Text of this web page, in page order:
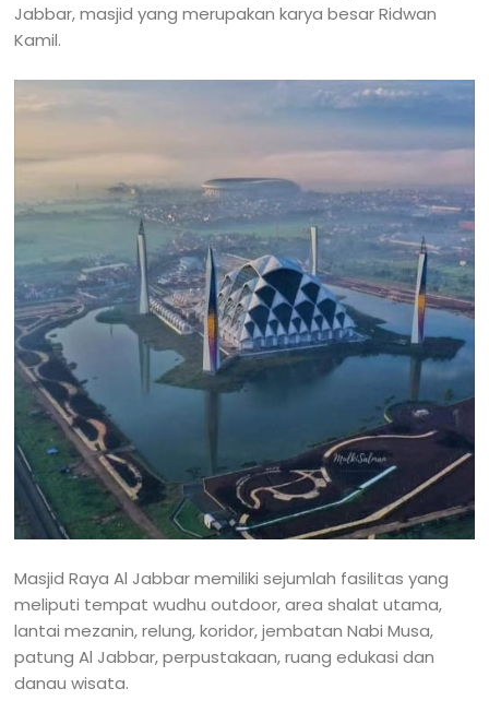
Jabbar, masjid yang merupakan karya besar Ridwan
Kamil.
Masjid Raya Al Jabbar memiliki sejumlah fasilitas yang
meliputi tempat wudhu outdoor, area shalat utama,
lantai mezanin, relung, koridor, jembatan Nabi Musa,
patung Al Jabbar, perpustakaan, ruang edukasi dan
danau wisata.